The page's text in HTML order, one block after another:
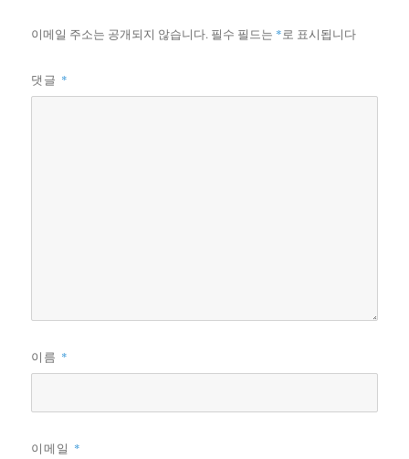
이메일 주소는 공개되지 않습니다. 필수 필드는 *로 표시됩니다
댓글 *
이름 *
이메일 *